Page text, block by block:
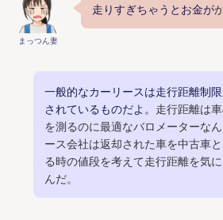
まっつん妻
走りすぎちゃうとお金が
一般的なカーリースは走行距離制
されているものだよ。 走行距離は
を測るのに最適なバロメーターな
ース会社は返却された車を中古車
る時の値段を考えて走行距離を気
んだ。